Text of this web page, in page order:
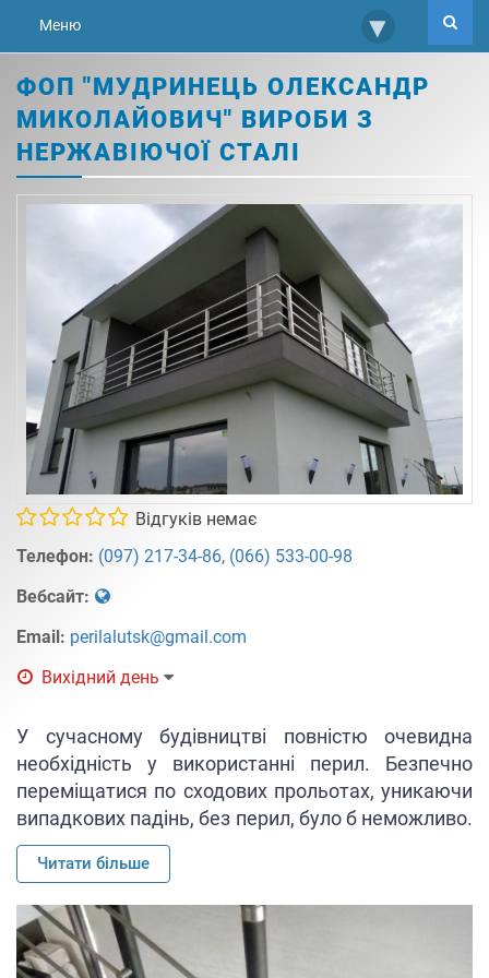
Меню ▾
ФОП "МУДРИНЕЦЬ ОЛЕКСАНДР
МИКОЛАЙОВИЧ" ВИРОБИ З
НЕРЖАВІЮЧОЇ СТАЛІ
Відгуків немає
Телефон: (097) 217-34-86, (066) 533-00-98
Вебсайт:
Email: perilalutsk@gmail.com
Вихідний день
У сучасному будівництві повністю очевидна
необхідність у використанні перил. Безпечно
переміщатися по сходових прольотах, уникаючи
випадкових падінь, без перил, було б неможливо.
Перила забезпечують максимально зручний
спуск і підйом по сходах.
Перила з нержавіючої сталі дуже надійні,
практичні, зручні в експлуатації, мають хорошу
міцність і сучасний стиль. Вони являють собою
Читати більше